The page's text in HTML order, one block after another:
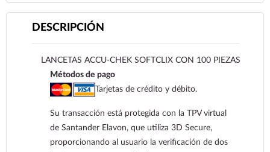
DESCRIPCIÓN
LANCETAS ACCU-CHEK SOFTCLIX CON 100 PIEZAS
Métodos de pago
Tarjetas de crédito y débito.
Su transacción está protegida con la TPV virtual
de Santander Elavon, que utiliza 3D Secure,
proporcionando al usuario la verificación de dos